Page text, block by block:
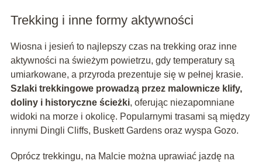
Trekking i inne formy aktywności
Wiosna i jesień to najlepszy czas na trekking oraz inne
aktywności na świeżym powietrzu, gdy temperatury są
umiarkowane, a przyroda prezentuje się w pełnej krasie.
Szlaki trekkingowe prowadzą przez malownicze klify,
doliny i historyczne ścieżki, oferując niezapomniane
widoki na morze i okolicę. Popularnymi trasami są między
innymi Dingli Cliffs, Buskett Gardens oraz wyspa Gozo.
Oprócz trekkingu, na Malcie można uprawiać jazdę na